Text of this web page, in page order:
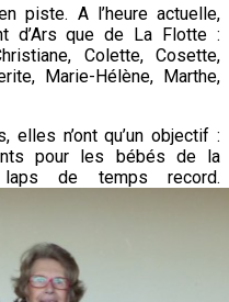
piste. A l’heure actuelle,
d’Ars que de La Flotte :
Colette, Cosette,
Marie-Hélène, Marthe,
n’ont qu’un objectif :
pour les bébés de la
laps de temps record.